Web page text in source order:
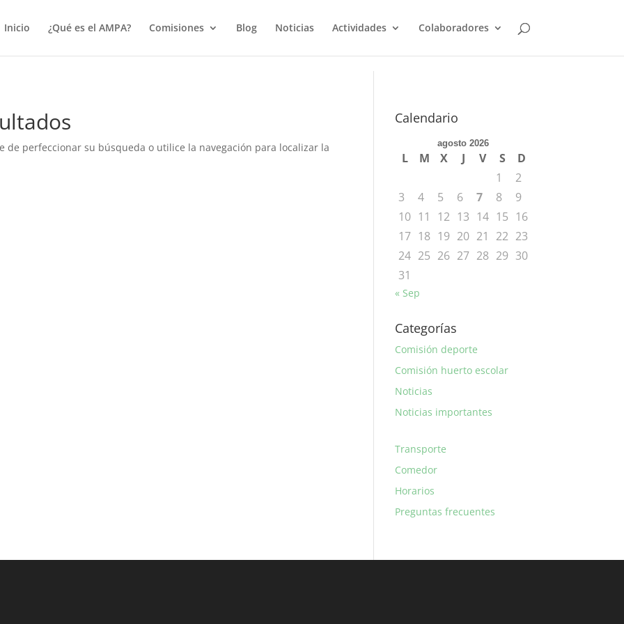
Inicio
¿Qué es el AMPA? Comisiones Blog Noticias Actividades Colaboradores
de perfeccionar su búsqueda o utilice la navegación para localizar la
Calendario
agosto 2026
L M X J V S
D
1
2
3
4 5 6 7 8
9
10 11 12 13 14 15 16
17 18 19 20 21 22 23
24 25 26 27 28 29 30
31
« Sep
Categorías
Comisión deporte
Comisión huerto escolar
Noticias
Noticias importantes
Transporte
Comedor
Horarios
Preguntas frecuentes